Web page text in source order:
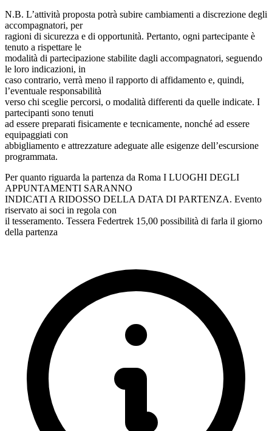
N.B. L’attività proposta potrà subire cambiamenti a discrezione degli
accompagnatori, per
ragioni di sicurezza e di opportunità. Pertanto, ogni partecipante è
tenuto a rispettare le
modalità di partecipazione stabilite dagli accompagnatori, seguendo
le loro indicazioni, in
caso contrario, verrà meno il rapporto di affidamento e, quindi,
l’eventuale responsabilità
verso chi sceglie percorsi, o modalità differenti da quelle indicate. I
partecipanti sono tenuti
ad essere preparati fisicamente e tecnicamente, nonché ad essere
equipaggiati con
abbigliamento e attrezzature adeguate alle esigenze dell’escursione
programmata.
Per quanto riguarda la partenza da Roma I LUOGHI DEGLI
APPUNTAMENTI SARANNO
INDICATI A RIDOSSO DELLA DATA DI PARTENZA. Evento
riservato ai soci in regola con
il tesseramento. Tessera Federtrek 15,00 possibilità di farla il giorno
della partenza